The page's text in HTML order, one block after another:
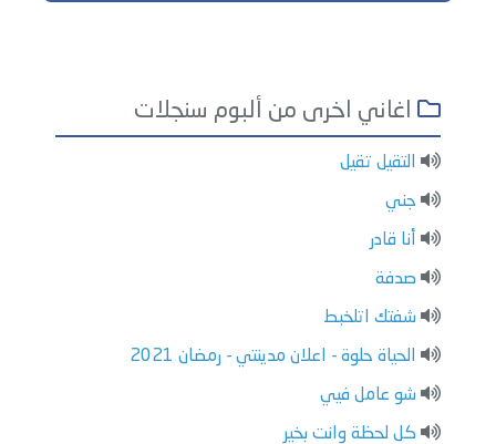
اغاني اخرى من ألبوم سنجلات
التقيل تقيل
جني
أنا قادر
صدفة
شفتك اتلخبط
الحياة حلوة - اعلان مدينتي - رمضان 2021
شو عامل فيي
كل لحظة وانت بخير